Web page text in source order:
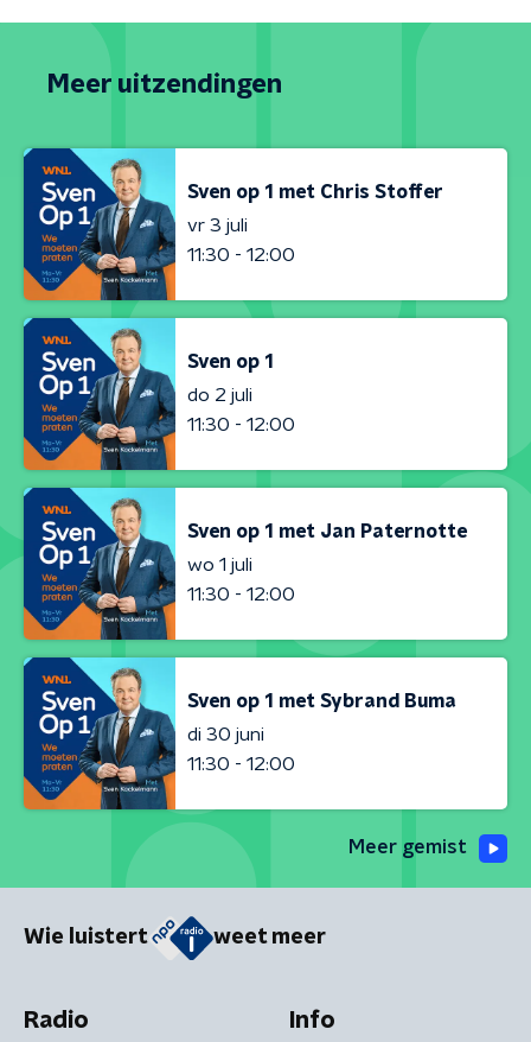
Meer uitzendingen
Sven op 1 met Chris Stoffer
vr 3 juli
11:30 - 12:00
Sven op 1
do 2 juli
11:30 - 12:00
Sven op 1 met Jan Paternotte
wo 1 juli
11:30 - 12:00
Sven op 1 met Sybrand Buma
di 30 juni
11:30 - 12:00
Meer gemist
Wie luistert weet meer
Radio Info